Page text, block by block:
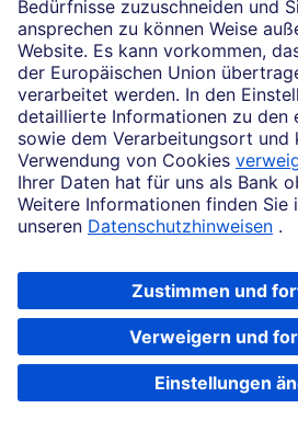
Impressum
Rechtliche
Datenschutz
Zugänglichkeit
Cookie-
Copyright © 2026 Deutsche Bank